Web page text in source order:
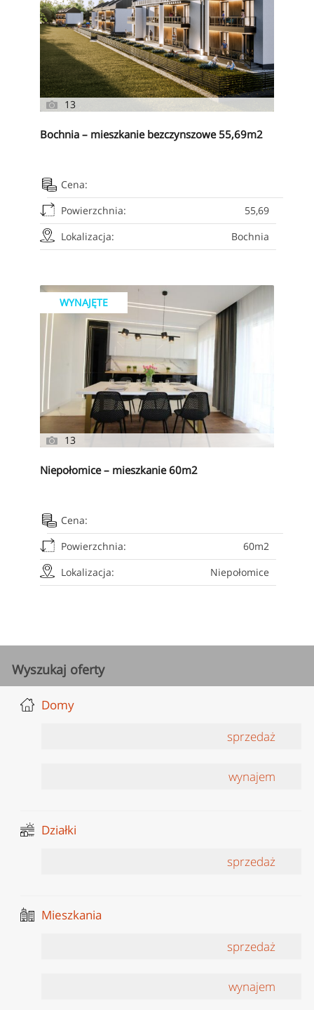
13
Bochnia – mieszkanie bezczynszowe 55,69m2
Cena:
Powierzchnia:
55,69
Lokalizacja:
Bochnia
WYNAJĘTE
13
Niepołomice – mieszkanie 60m2
Cena:
Powierzchnia:
60m2
Lokalizacja:
Niepołomice
Wyszukaj oferty
Domy
sprzedaż
wynajem
Działki
sprzedaż
Mieszkania
sprzedaż
wynajem